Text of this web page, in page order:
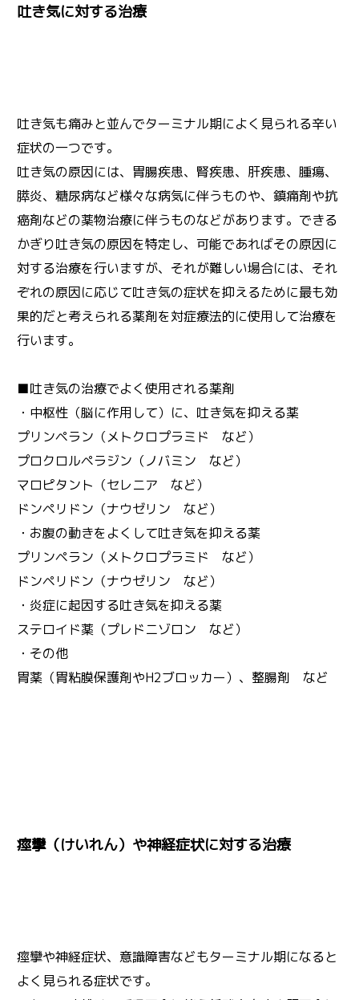
吐き気に対する治療
吐き気も痛みと並んでターミナル期によく見られる辛い
症状の一つです。
吐き気の原因には、胃腸疾患、腎疾患、肝疾患、腫瘍、
膵炎、糖尿病など様々な病気に伴うものや、鎮痛剤や抗
癌剤などの薬物治療に伴うものなどがあります。できる
かぎり吐き気の原因を特定し、可能であればその原因に
対する治療を行いますが、それが難しい場合には、それ
ぞれの原因に応じて吐き気の症状を抑えるために最も効
果的だと考えられる薬剤を対症療法的に使用して治療を
行います。
■吐き気の治療でよく使用される薬剤
・中枢性（脳に作用して）に、吐き気を抑える薬
プリンペラン（メトクロプラミド など）
プロクロルペラジン（ノバミン など）
マロピタント（セレニア など）
ドンペリドン（ナウゼリン など）
・お腹の動きをよくして吐き気を抑える薬
プリンペラン（メトクロプラミド など）
ドンペリドン（ナウゼリン など）
・炎症に起因する吐き気を抑える薬
ステロイド薬（プレドニゾロン など）
・その他
胃薬（胃粘膜保護剤やH2ブロッカー）、整腸剤 など
痙攣（けいれん）や神経症状に対する治療
痙攣や神経症状、意識障害などもターミナル期になると
よく見られる症状です。